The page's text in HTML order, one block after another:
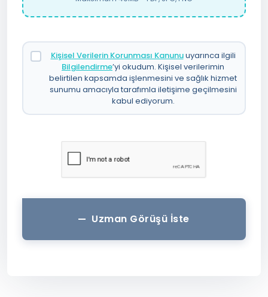
Kişisel Verilerin Korunması Kanunuuyarınca ilgili
Bilgilendirme’yi okudum. Kişisel verilerimin
belirtilen kapsamda işlenmesini ve sağlık hizmet
sunumu amacıyla tarafımla iletişime geçilmesini
kabul ediyorum.
Uzman Görüşü İste